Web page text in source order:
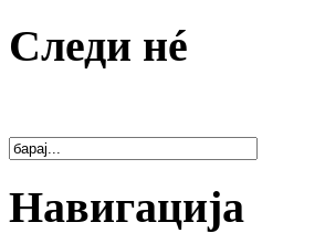
Следи нé
Навигација